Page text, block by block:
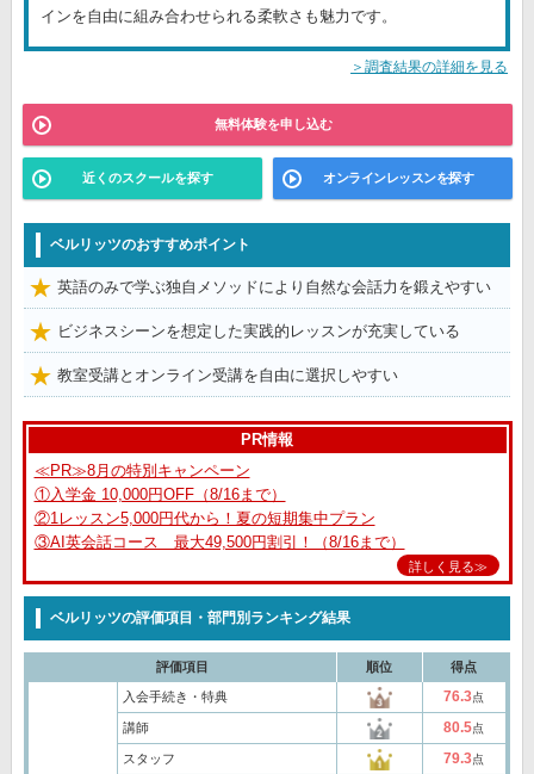
インを自由に組み合わせられる柔軟さも魅力です。
＞調査結果の詳細を見る
無料体験を申し込む
近くのスクールを探す オンラインレッスンを探す
ベルリッツのおすすめポイント
英語のみで学ぶ独自メソッドにより自然な会話力を鍛えやすい
ビジネスシーンを想定した実践的レッスンが充実している
教室受講とオンライン受講を自由に選択しやすい
PR情報
≪PR≫8月の特別キャンペーン
①入学金 10,000円OFF（8/16まで）
②1レッスン5,000円代から！夏の短期集中プラン
③AI英会話コース 最大49,500円割引！（8/16まで）
詳しく見る≫
ベルリッツの評価項目・部門別ランキング結果
評価項目 順位 得点
入会手続き・特典 76.3点
講師 80.5点
スタッフ 79.3点